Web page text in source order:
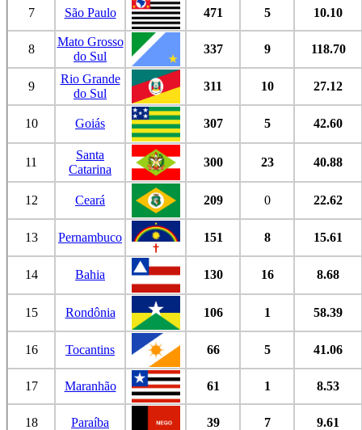
7 São Paulo 471 5 10.10
8
Mato Grosso
do Sul
337 9 118.70
9
Rio Grande
do Sul
311 10 27.12
10 Goiás 307 5 42.60
11
Santa
Catarina
300 23 40.88
12 Ceará 209 0 22.62
13 Pernambuco 151 8 15.61
14 Bahia 130 16 8.68
15 Rondônia 106 1 58.39
16 Tocantins 66 5 41.06
17 Maranhão 61 1 8.53
18 Paraíba 39 7 9.61